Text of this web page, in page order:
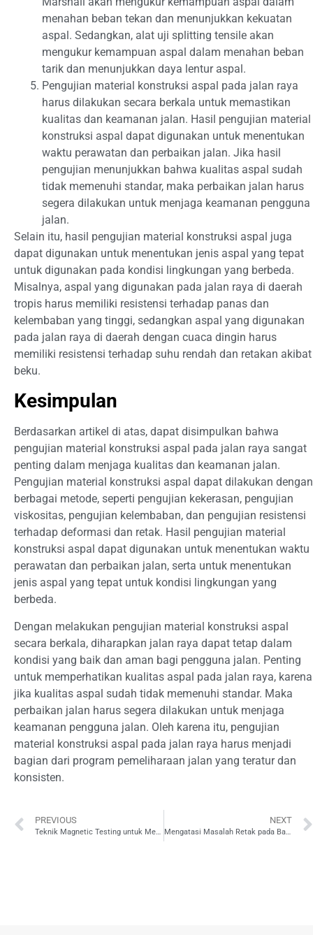
menahan beban tekan dan menunjukkan kekuatan
aspal. Sedangkan, alat uji splitting tensile akan
mengukur kemampuan aspal dalam menahan beban
tarik dan menunjukkan daya lentur aspal.
Pengujian material konstruksi aspal pada jalan raya
harus dilakukan secara berkala untuk memastikan
kualitas dan keamanan jalan. Hasil pengujian material
konstruksi aspal dapat digunakan untuk menentukan
waktu perawatan dan perbaikan jalan. Jika hasil
pengujian menunjukkan bahwa kualitas aspal sudah
tidak memenuhi standar, maka perbaikan jalan harus
segera dilakukan untuk menjaga keamanan pengguna
jalan.
Selain itu, hasil pengujian material konstruksi aspal juga
dapat digunakan untuk menentukan jenis aspal yang tepat
untuk digunakan pada kondisi lingkungan yang berbeda.
Misalnya, aspal yang digunakan pada jalan raya di daerah
tropis harus memiliki resistensi terhadap panas dan
kelembaban yang tinggi, sedangkan aspal yang digunakan
pada jalan raya di daerah dengan cuaca dingin harus
memiliki resistensi terhadap suhu rendah dan retakan akibat
beku.
Kesimpulan
Berdasarkan artikel di atas, dapat disimpulkan bahwa
pengujian material konstruksi aspal pada jalan raya sangat
penting dalam menjaga kualitas dan keamanan jalan.
Pengujian material konstruksi aspal dapat dilakukan dengan
berbagai metode, seperti pengujian kekerasan, pengujian
viskositas, pengujian kelembaban, dan pengujian resistensi
terhadap deformasi dan retak. Hasil pengujian material
konstruksi aspal dapat digunakan untuk menentukan waktu
perawatan dan perbaikan jalan, serta untuk menentukan
jenis aspal yang tepat untuk kondisi lingkungan yang
berbeda.
Dengan melakukan pengujian material konstruksi aspal
secara berkala, diharapkan jalan raya dapat tetap dalam
kondisi yang baik dan aman bagi pengguna jalan. Penting
untuk memperhatikan kualitas aspal pada jalan raya, karena
jika kualitas aspal sudah tidak memenuhi standar. Maka
perbaikan jalan harus segera dilakukan untuk menjaga
keamanan pengguna jalan. Oleh karena itu, pengujian
material konstruksi aspal pada jalan raya harus menjadi
bagian dari program pemeliharaan jalan yang teratur dan
konsisten.
PREVIOUS
Teknik Magnetic Testing untuk Menjaga Kualitas Produk di Industri Penerbangan
NEXT
Mengatasi Masalah Retak pada Bangunan Beton